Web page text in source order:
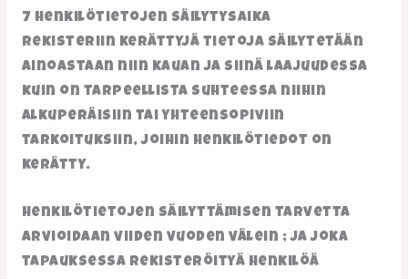
7 Henkilötietojen säilytysaika
Rekisteriin kerättyjä tietoja säilytetään
ainoastaan niin kauan ja siinä laajuudessa
kuin on tarpeellista suhteessa niihin
alkuperäisiin tai yhteensopiviin
tarkoituksiin, joihin henkilötiedot on
kerätty.
Henkilötietojen säilyttämisen tarvetta
arvioidaan viiden vuoden välein ; ja joka
tapauksessa rekisteröityä henkilöä